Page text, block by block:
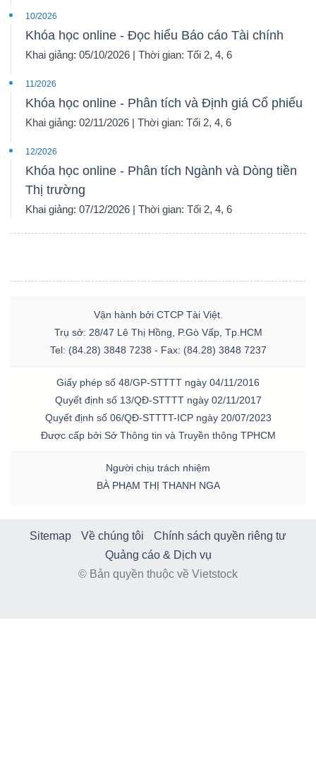
10/2026
Khóa học online - Đọc hiểu Báo cáo Tài chính
Khai giảng: 05/10/2026 | Thời gian: Tối 2, 4, 6
11/2026
Khóa học online - Phân tích và Định giá Cổ phiếu
Khai giảng: 02/11/2026 | Thời gian: Tối 2, 4, 6
12/2026
Khóa học online - Phân tích Ngành và Dòng tiền
Thị trường
Khai giảng: 07/12/2026 | Thời gian: Tối 2, 4, 6
Vận hành bởi CTCP Tài Việt.
Trụ sở: 28/47 Lê Thị Hồng, P.Gò Vấp, Tp.HCM
Tel: (84.28) 3848 7238 - Fax: (84.28) 3848 7237
Giấy phép số 48/GP-STTTT ngày 04/11/2016
Quyết định số 13/QĐ-STTTT ngày 02/11/2017
Quyết định số 06/QĐ-STTTT-ICP ngày 20/07/2023
Được cấp bởi Sở Thông tin và Truyền thông TPHCM
Người chịu trách nhiệm
BÀ PHẠM THỊ THANH NGA
Sitemap Về chúng tôi
Chính sách quyền riêng tư
Quảng cáo & Dịch vụ
© Bản quyền thuộc về Vietstock